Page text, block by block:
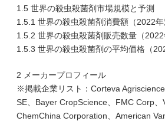
1.5 世界の殺虫殺菌剤市場規模と予測
1.5.1 世界の殺虫殺菌剤消費額（2022年
1.5.2 世界の殺虫殺菌剤販売数量（2022
1.5.3 世界の殺虫殺菌剤の平均価格（
2 メーカープロフィール
※掲載企業リスト：Corteva
SE、Bayer CropScience、FMC Corp、
ChemChina Corporation、American